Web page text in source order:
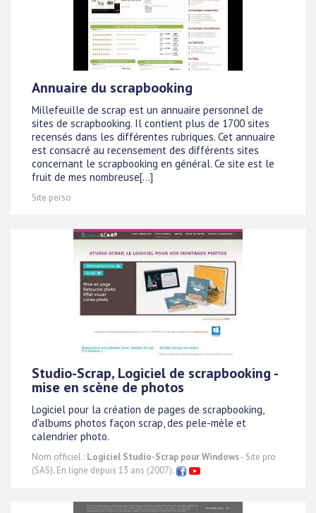
Annuaire du scrapbooking
Millefeuille de scrap est un annuaire personnel de
sites de scrapbooking. Il contient plus de 1700 sites
recensés dans les différentes rubriques. Cet annuaire
est consacré au recensement des différents sites
concernant le scrapbooking en général. Ce site est le
fruit de mes nombreuse[...]
Site perso
Studio-Scrap, Logiciel de scrapbooking -
mise en scène de photos
Logiciel pour la création de pages de scrapbooking,
d'albums photos façon scrap, des pele-mèle et
calendrier photo.
Nom officiel : Logiciel Studio-Scrap pour Windows- Site pro
(SAS). En ligne depuis 13 ans (2007).